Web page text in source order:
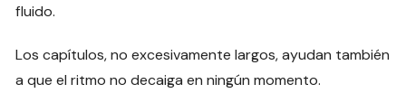
fluido.
Los capítulos, no excesivamente largos, ayudan también
a que el ritmo no decaiga en ningún momento.